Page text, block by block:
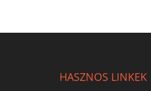
HASZNOS LINKEK